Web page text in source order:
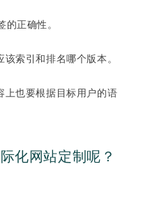
正确性。
索引和排名哪个版本。
上也要根据目标用户的语
化网站定制呢？